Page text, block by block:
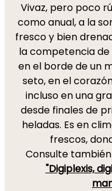
Vivaz, pero poco
como anual, a la
fresco y bien
la competencia
en el borde de un
seto, en el
incluso en una
desde finales de
heladas. Es en
frescos,
Consulte
"Digiplexis,